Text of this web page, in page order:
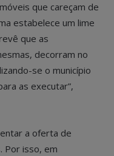
que careçam de
estabelece um lime
que as
decorram no
se o município
as executar”,
a oferta de
Por isso, em